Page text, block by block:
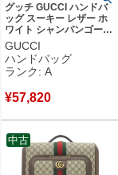
グッチ GUCCI ハンドバ
ッグ スーキー レザー ホ
ワイト シャンパンゴール
ド金具 オフホワイト GG
グッチシマ トート チャ
ーム付き 211944 【中
古】中古美品
GUCCI
ハンドバッグ
ランク: A
¥57,820
中古